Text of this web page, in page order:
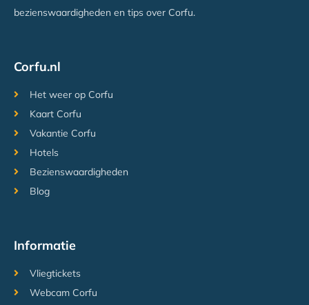
bezienswaardigheden en tips over Corfu.
Corfu.nl
Het weer op Corfu
Kaart Corfu
Vakantie Corfu
Hotels
Bezienswaardigheden
Blog
Informatie
Vliegtickets
Webcam Corfu